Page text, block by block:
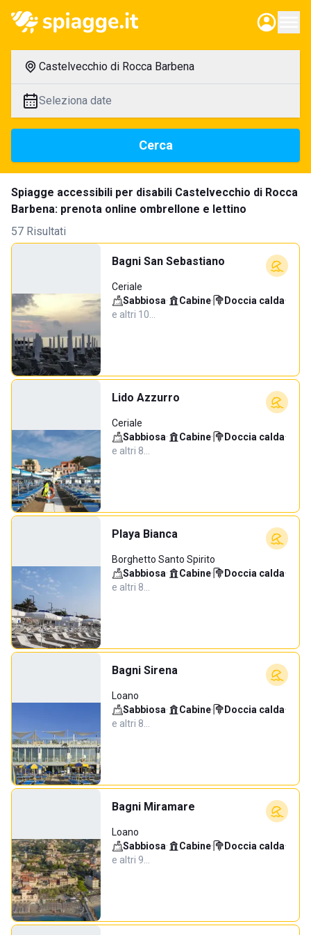
Castelvecchio di Rocca Barbena
Seleziona date
Cerca
Spiagge accessibili per disabili Castelvecchio di Rocca
Barbena: prenota online ombrellone e lettino
57 Risultati
Bagni San Sebastiano
Ceriale
Sabbiosa· Cabine· Doccia calda·
e altri 10…
Lido Azzurro
Ceriale
Sabbiosa· Cabine· Doccia calda·
e altri 8…
Playa Bianca
Borghetto Santo Spirito
Sabbiosa· Cabine· Doccia calda·
e altri 8…
Bagni Sirena
Loano
Sabbiosa· Cabine· Doccia calda·
e altri 8…
Bagni Miramare
Loano
Sabbiosa· Cabine· Doccia calda·
e altri 9…